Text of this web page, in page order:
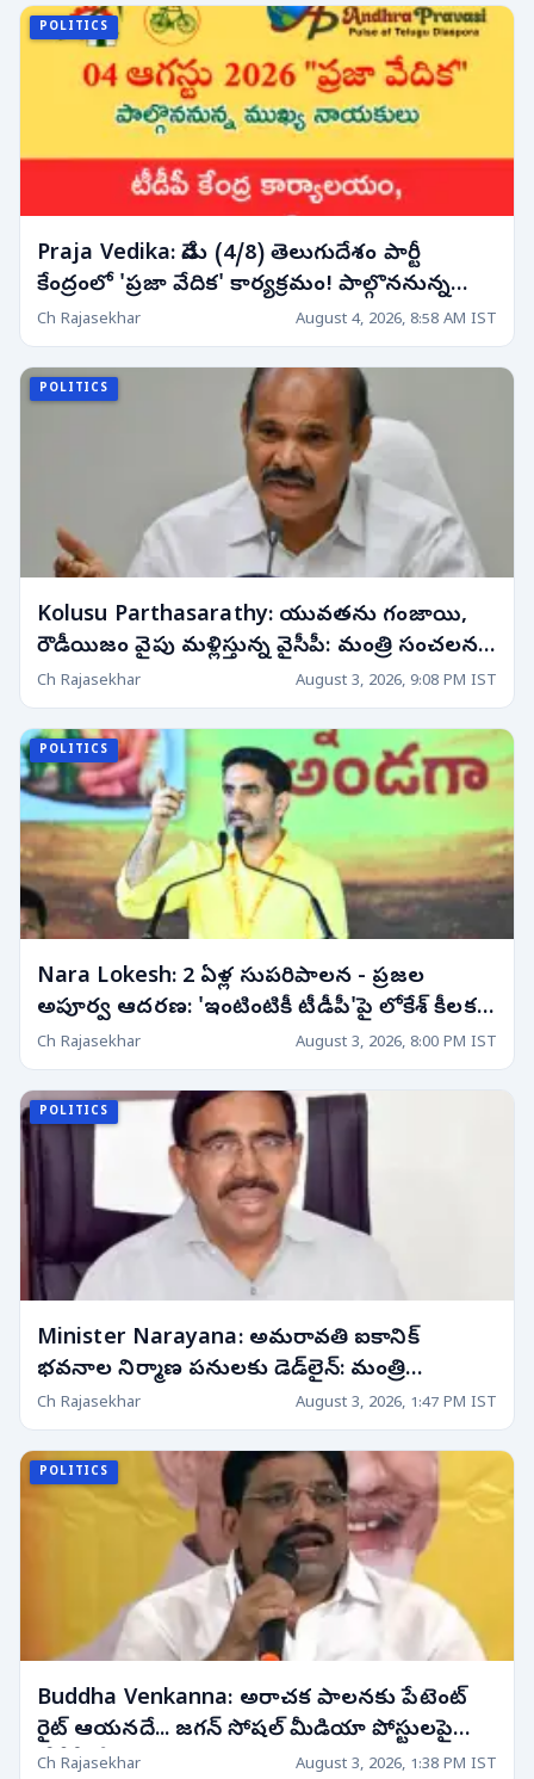
POLITICS
Praja Vedika: నేడు (4/8) తెలుగుదేశం పార్టీ
కేంద్రంలో 'ప్రజా వేదిక' కార్యక్రమం! పాల్గొననున్న
నాయకుల షెడ్యూల్!
Ch Rajasekhar August 4, 2026, 8:58 AM IST
POLITICS
Kolusu Parthasarathy: యువతను గంజాయి,
రౌడీయిజం వైపు మళ్లిస్తున్న వైసీపీ: మంత్రి సంచలన
ఆరోపణలు!
Ch Rajasekhar August 3, 2026, 9:08 PM IST
POLITICS
Nara Lokesh: 2 ఏళ్ల సుపరిపాలన - ప్రజల
అపూర్వ ఆదరణ: 'ఇంటింటికీ టీడీపీ'పై లోకేశ్ కీలక
వ్యాఖ్యలు! 8 రోజుల్లో..
Ch Rajasekhar August 3, 2026, 8:00 PM IST
POLITICS
Minister Narayana: అమరావతి ఐకానిక్
భవనాల నిర్మాణ పనులకు డెడ్‌లైన్: మంత్రి
నారాయణ ఉన్నతస్థాయి సమీక్ష.. అధికారులకు కీలక
ఆదేశాలు!
Ch Rajasekhar August 3, 2026, 1:47 PM IST
POLITICS
Buddha Venkanna: అరాచక పాలనకు పేటెంట్
రైట్ ఆయనదే... జగన్ సోషల్ మీడియా పోస్టులపై
టీడీపీ తీవ్ర ఆగ్రహం!
Ch Rajasekhar August 3, 2026, 1:38 PM IST